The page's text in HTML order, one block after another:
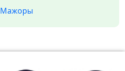
Мажоры